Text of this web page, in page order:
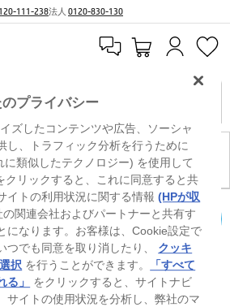
111-238法人 0120-830-130
品がありません。
カートを確認
ョンまたはバージョンで、すべての機能を使用でき
の機能を最大限に活用するには、システムのハ
フトウェアのアップグレードおよび/または別途購
ートが必要になる場合があります。Windowsは自動
になります。高速インターネットとMicrosoftアカウ
料金が適用され、今後アップデートの際に要件が追
www.windows.com 外部リンクアイコンをご覧く
プライバシー
ズしたコンテンツや広告、ソーシャ
し、トラフィック分析を行うために
類似したテクノロジー) を使用して
クリックすると、これに同意すると共
イトの利用状況に関する情報(HPが収
の関連会社およびパートナーと共有す
になります。お客様は、Cookie設定で
つでも同意を取り消したり、 クッキ
択 を行うことができます。
「すべて
」
をクリックすると、サイトナビ
サイトの使用状況を分析し、弊社のマ